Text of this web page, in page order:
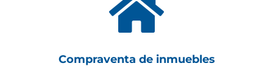

Compraventa de inmuebles